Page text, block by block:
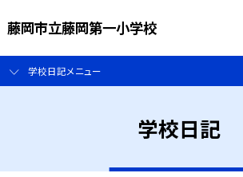
藤岡市立藤岡第一小学校
学校日記メニュー
学校日記